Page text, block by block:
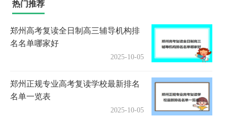
热门推荐
郑州高考复读全日制高三辅导机构排
名名单哪家好
2025-10-05
郑州正规专业高考复读学校最新排名
名单一览表
2025-10-05